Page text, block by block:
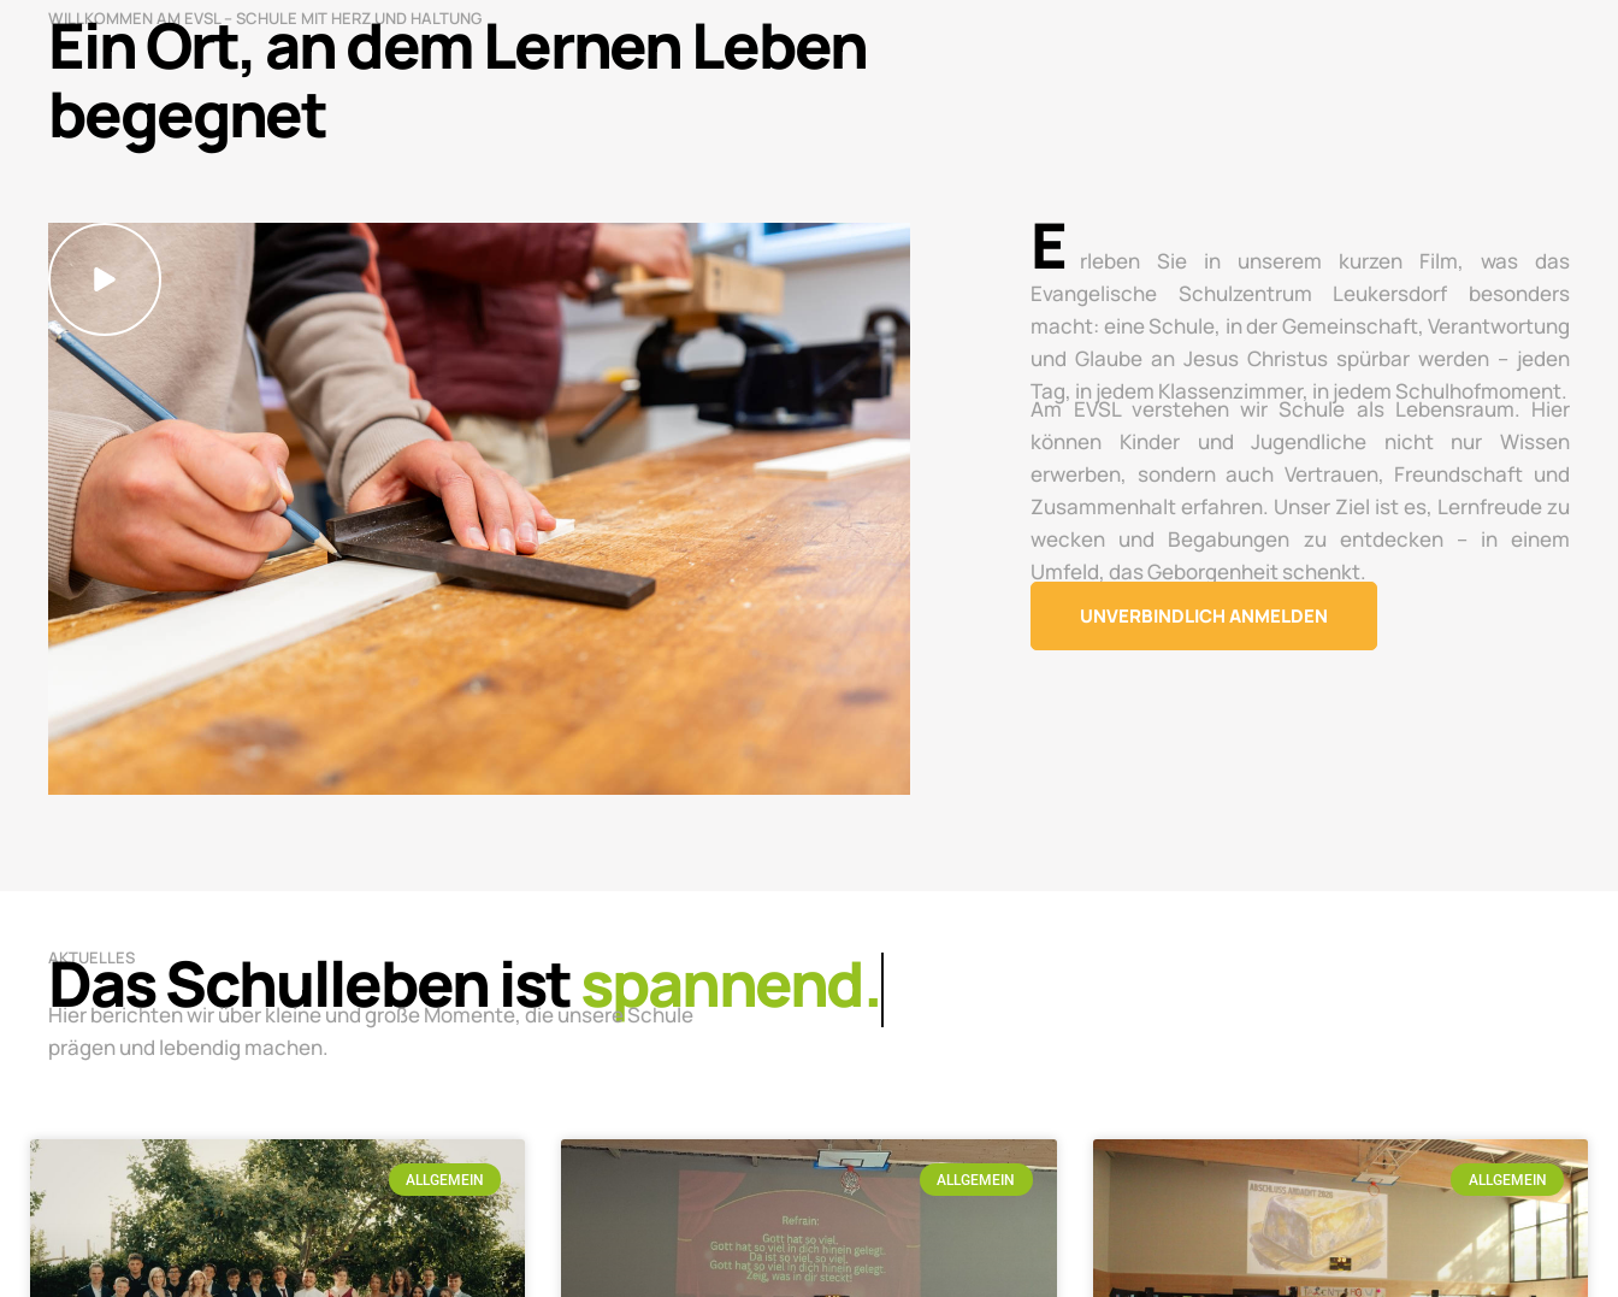
WILLKOMMEN AM EVSL – SCHULE MIT HERZ UND HALTUNG
Ein Ort, an dem Lernen Leben
begegnet
E
rleben Sie in unserem kurzen Film, was das
Evangelische Schulzentrum Leukersdorf besonders
macht: eine Schule, in der Gemeinschaft, Verantwortung
und Glaube an Jesus Christus spürbar werden – jeden
Tag, in jedem Klassenzimmer, in jedem Schulhofmoment.
Am EVSL verstehen wir Schule als Lebensraum. Hier
können Kinder und Jugendliche nicht nur Wissen
erwerben, sondern auch Vertrauen, Freundschaft und
Zusammenhalt erfahren. Unser Ziel ist es, Lernfreude zu
wecken und Begabungen zu entdecken – in einem
Umfeld, das Geborgenheit schenkt.
UNVERBINDLICH ANMELDEN
AKTUELLES
Das Schulleben istlebendig.
Hier berichten wir über kleine und große Momente, die unsere Schule
prägen und lebendig machen.
ALLGEMEIN ALLGEMEIN ALLGEMEIN